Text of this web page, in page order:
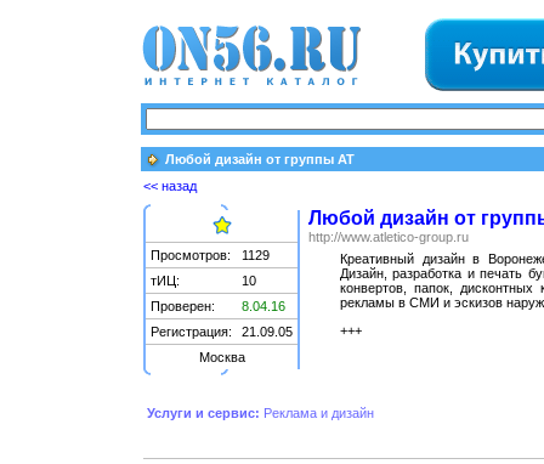
Любой дизайн от группы AT
<< назад
Просмотров:
1129
тИЦ:
10
Проверен:
8.04.16
Регистрация:
21.09.05
Москва
Любой дизайн от
http://www.atletico-group.ru
Креативный дизайн в
Дизайн, разработка и печать
конвертов, папок,
рекламы в СМИ и эскизов
+++
Услуги и сервис: Реклама и дизайн